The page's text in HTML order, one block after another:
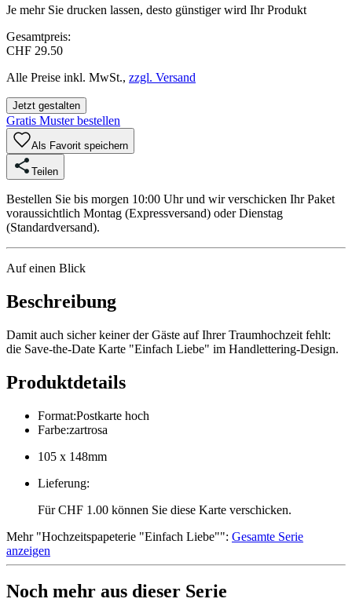
Je mehr Sie drucken lassen, desto günstiger wird Ihr Produkt
Gesamtpreis:
CHF 29.50
Alle Preise inkl. MwSt., zzgl. Versand
Jetzt gestalten
Gratis Muster bestellen
Als Favorit speichern
Teilen
Bestellen Sie bis morgen 10:00 Uhr und wir verschicken Ihr Paket
voraussichtlich Montag (Expressversand) oder Dienstag
(Standardversand).
Auf einen Blick
Beschreibung
Damit auch sicher keiner der Gäste auf Ihrer Traumhochzeit fehlt:
die Save-the-Date Karte "Einfach Liebe" im Handlettering-Design.
Produktdetails
Format:Postkarte hoch
Farbe:zartrosa
105 x 148mm
Lieferung:
Für CHF 1.00 können Sie diese Karte verschicken.
Mehr"Hochzeitspapeterie "Einfach Liebe"": Gesamte Serie
anzeigen
Noch mehr aus dieser Serie